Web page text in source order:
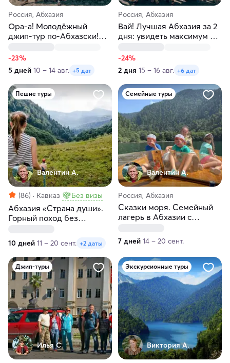
Россия, Абхазия
Ора-а! Молодёжный
джип-тур по-Абхазски!
-23%
5 дней 10 – 14 авг. +5 дат
Россия, Абхазия
Вай! Лучшая Абхазия за 2
дня: увидеть максимум и
-24%
2 дня 15 – 16 авг. +6 дат
Пешие туры
Валентин А.
(86) Кавказ Без визы
Абхазия «Страна души».
Горный поход без
10 дней 11 – 20 сент. +2 даты
Семейные туры
Валентин А.
Россия, Абхазия
Сказки моря. Семейный
лагерь в Абхазии с
(5+)
7 дней 14 – 20 сент.
Джип-туры
Илья С.
Экскурсионные туры
Виктория А.